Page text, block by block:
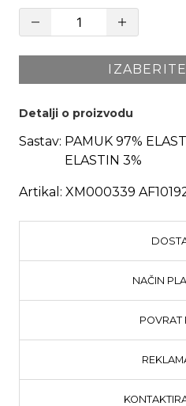
Detalji o proizvodu
Sastav: PAMUK 97%
ELASTIN 3%
Artikal: XM000339
NAČIN
POVRAT